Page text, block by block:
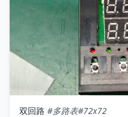
双回路 #多路表#72x72